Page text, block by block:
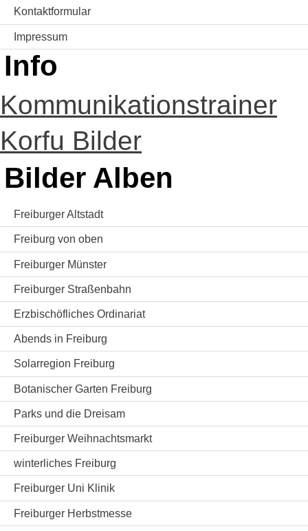
Kontaktformular
Impressum
Info
Kommunikationstrainer
Korfu Bilder
Bilder Alben
Freiburger Altstadt
Freiburg von oben
Freiburger Münster
Freiburger Straßenbahn
Erzbischöfliches Ordinariat
Abends in Freiburg
Solarregion Freiburg
Botanischer Garten Freiburg
Parks und die Dreisam
Freiburger Weihnachtsmarkt
winterliches Freiburg
Freiburger Uni Klinik
Freiburger Herbstmesse